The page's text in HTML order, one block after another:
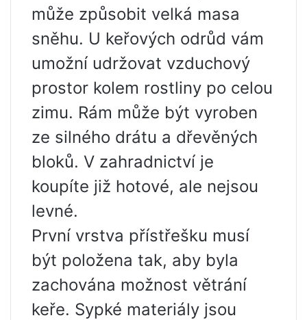
může způsobit velká masa
sněhu. U keřových odrůd vám
umožní udržovat vzduchový
prostor kolem rostliny po celou
zimu. Rám může být vyroben
ze silného drátu a dřevěných
bloků. V zahradnictví je
koupíte již hotové, ale nejsou
levné.
První vrstva přístřešku musí
být položena tak, aby byla
zachována možnost větrání
keře. Sypké materiály jsou